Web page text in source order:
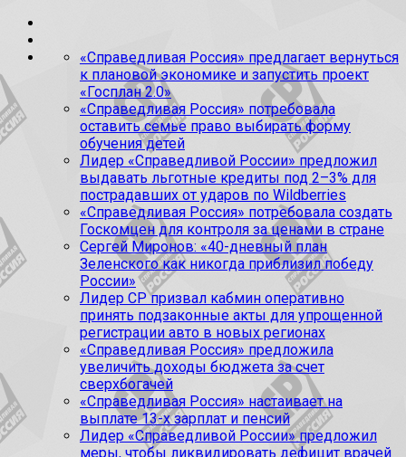
«Справедливая Россия» предлагает вернуться
к плановой экономике и запустить проект
«Госплан 2.0»
«Справедливая Россия» потребовала
оставить семье право выбирать форму
обучения детей
Лидер «Справедливой России» предложил
выдавать льготные кредиты под 2–3% для
пострадавших от ударов по Wildberries
«Справедливая Россия» потребовала создать
Госкомцен для контроля за ценами в стране
Сергей Миронов: «40-дневный план
Зеленского как никогда приблизил победу
России»
Лидер СР призвал кабмин оперативно
принять подзаконные акты для упрощенной
регистрации авто в новых регионах
«Справедливая Россия» предложила
увеличить доходы бюджета за счет
сверхбогачей
«Справедливая Россия» настаивает на
выплате 13-х зарплат и пенсий
Лидер «Справедливой России» предложил
меры, чтобы ликвидировать дефицит врачей